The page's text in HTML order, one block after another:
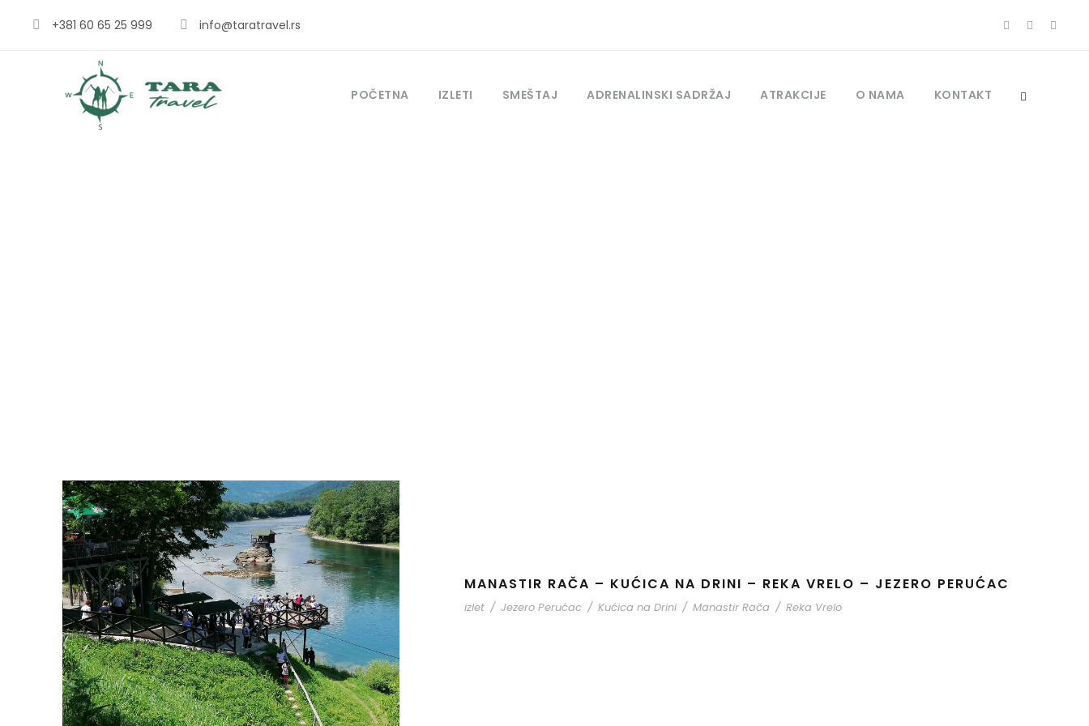
+381 60 65 25 999 info@taratravel.rs
POČETNA IZLETI SMEŠTAJ ADRENALINSKI SADRŽAJ ATRAKCIJE O NAMA KONTAKT
MANASTIR RAČA – KUĆICA NA DRINI – REKA VRELO – JEZERO PERUĆAC
izlet / Jezero Perućac / Kućica na Drini / Manastir Rača / Reka Vrelo